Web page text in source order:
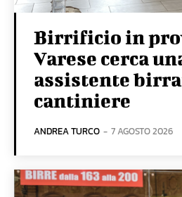
Birrificio in
Varese cerca
assistente
cantiniere
ANDREA TURCO - 7 AGOSTO 2026